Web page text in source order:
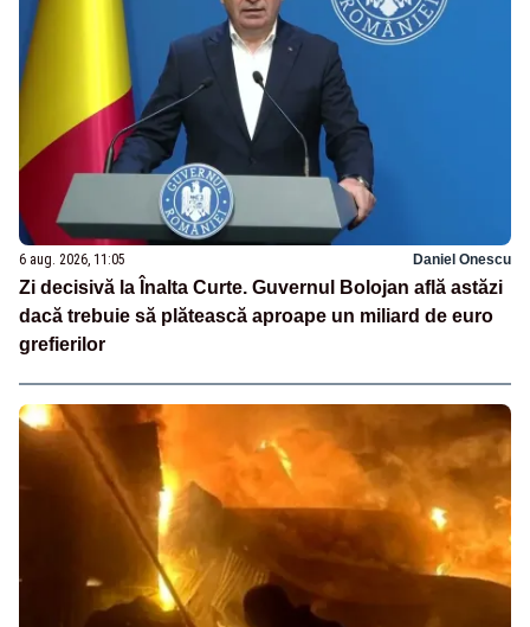
6 aug. 2026, 11:05 Daniel Onescu
Zi decisivă la Înalta Curte. Guvernul Bolojan află astăzi
dacă trebuie să plătească aproape un miliard de euro
grefierilor